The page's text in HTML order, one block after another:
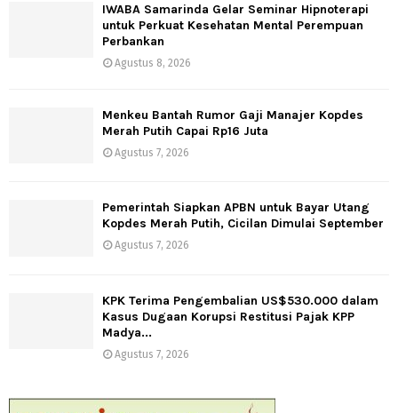
IWABA Samarinda Gelar Seminar Hipnoterapi
untuk Perkuat Kesehatan Mental Perempuan
Perbankan
Agustus 8, 2026
Menkeu Bantah Rumor Gaji Manajer Kopdes
Merah Putih Capai Rp16 Juta
Agustus 7, 2026
Pemerintah Siapkan APBN untuk Bayar Utang
Kopdes Merah Putih, Cicilan Dimulai September
Agustus 7, 2026
KPK Terima Pengembalian US$530.000 dalam
Kasus Dugaan Korupsi Restitusi Pajak KPP
Madya...
Agustus 7, 2026